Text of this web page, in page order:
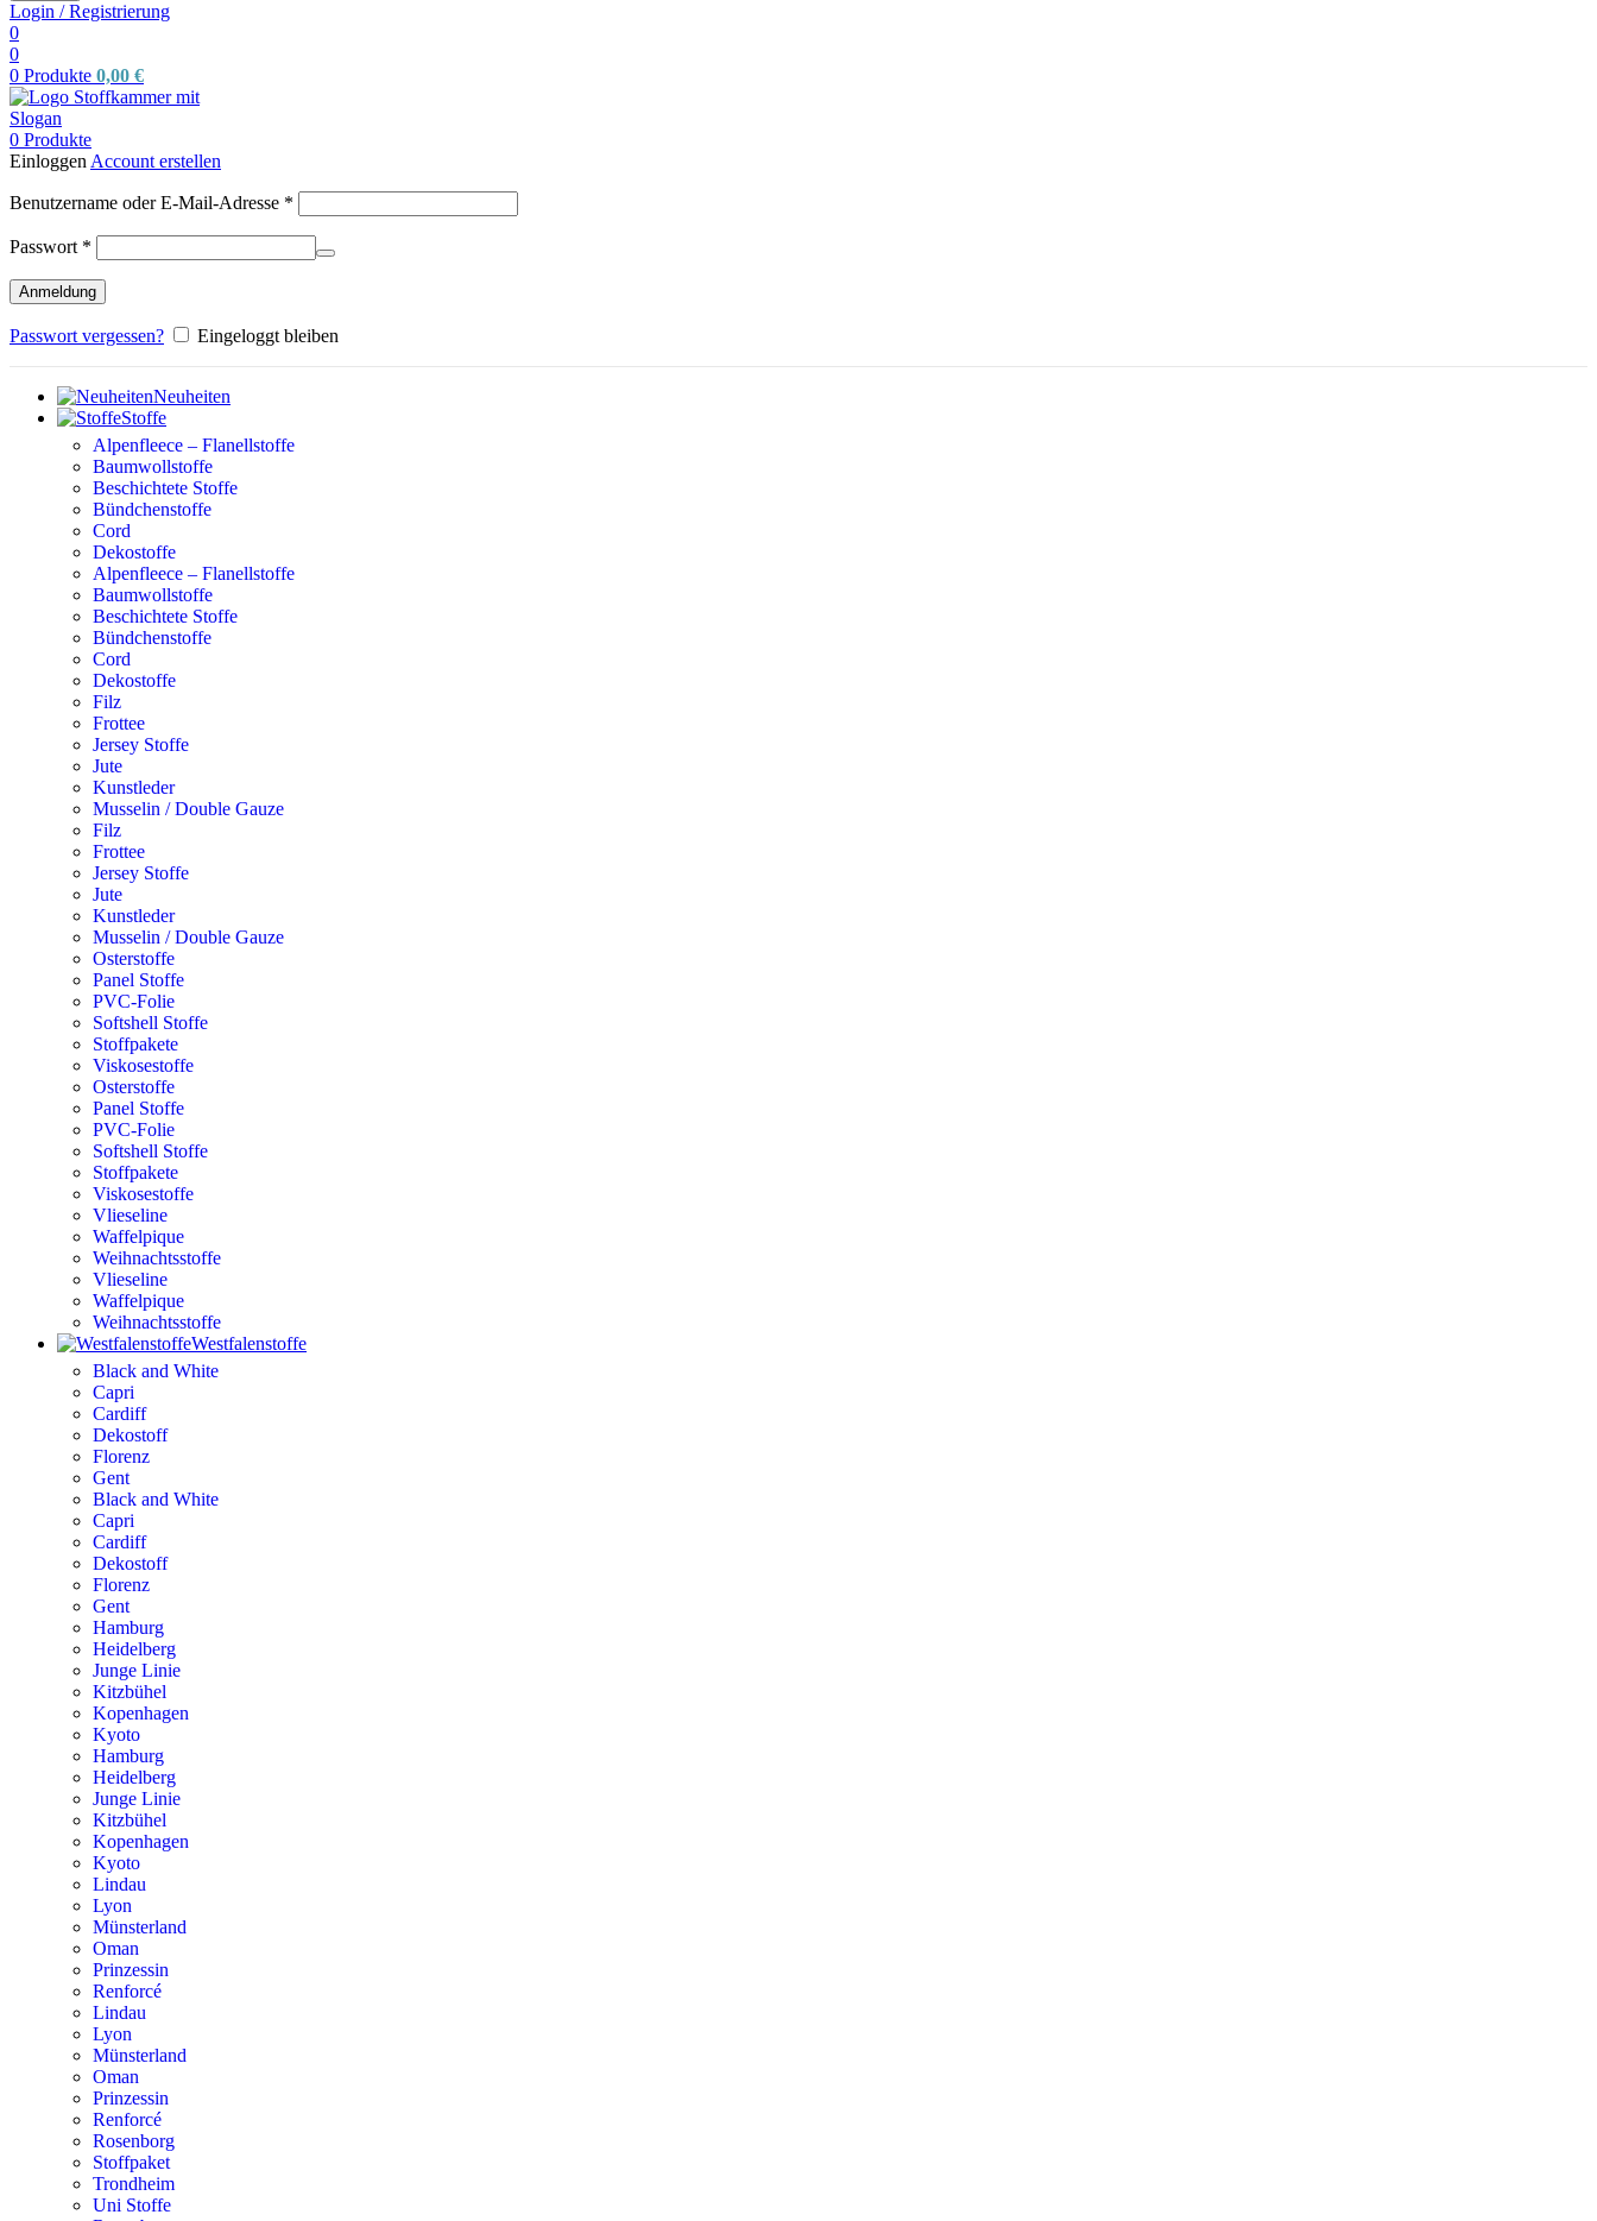
Login / Registrierung
0
0
0 Produkte 0,00 €
0 Produkte
Einloggen Account erstellen
Benutzername oder E-Mail-Adresse *
Passwort *
Anmeldung
Passwort vergessen? Eingeloggt bleiben
Neuheiten
Stoffe
Alpenfleece – Flanellstoffe
Baumwollstoffe
Beschichtete Stoffe
Bündchenstoffe
Cord
Dekostoffe
Alpenfleece – Flanellstoffe
Baumwollstoffe
Beschichtete Stoffe
Bündchenstoffe
Cord
Dekostoffe
Filz
Frottee
Jersey Stoffe
Jute
Kunstleder
Musselin / Double Gauze
Filz
Frottee
Jersey Stoffe
Jute
Kunstleder
Musselin / Double Gauze
Osterstoffe
Panel Stoffe
PVC-Folie
Softshell Stoffe
Stoffpakete
Viskosestoffe
Osterstoffe
Panel Stoffe
PVC-Folie
Softshell Stoffe
Stoffpakete
Viskosestoffe
Vlieseline
Waffelpique
Weihnachtsstoffe
Vlieseline
Waffelpique
Weihnachtsstoffe
Westfalenstoffe
Black and White
Capri
Cardiff
Dekostoff
Florenz
Gent
Black and White
Capri
Cardiff
Dekostoff
Florenz
Gent
Hamburg
Heidelberg
Junge Linie
Kitzbühel
Kopenhagen
Kyoto
Hamburg
Heidelberg
Junge Linie
Kitzbühel
Kopenhagen
Kyoto
Lindau
Lyon
Münsterland
Oman
Prinzessin
Renforcé
Lindau
Lyon
Münsterland
Oman
Prinzessin
Renforcé
Rosenborg
Stoffpaket
Trondheim
Uni Stoffe